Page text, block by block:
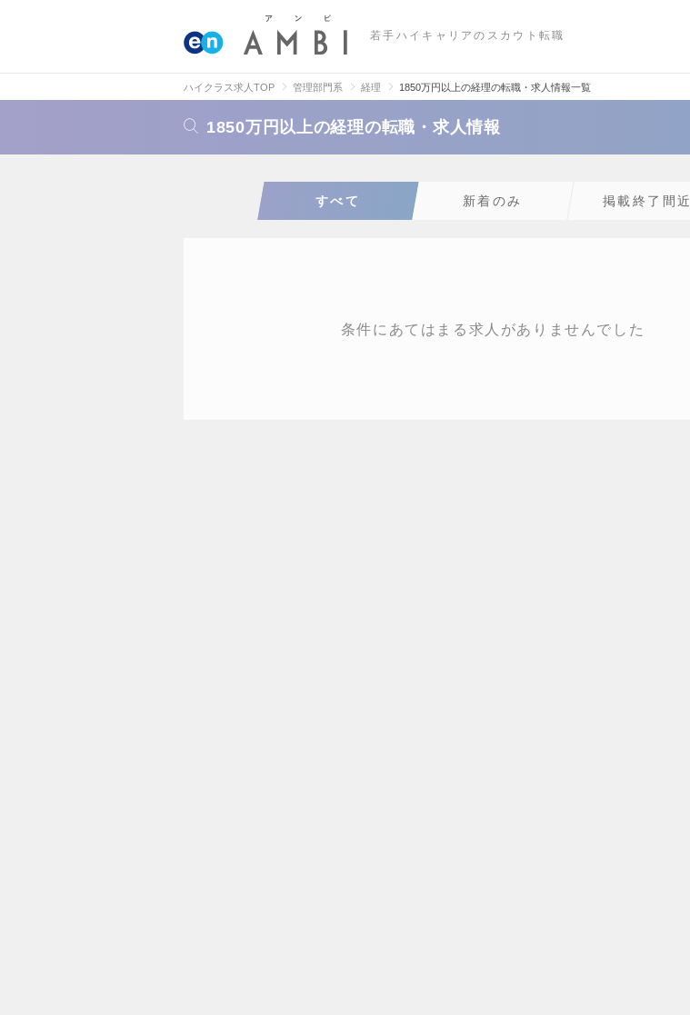
若手ハイキャリアのスカウト転職
ハイクラス求人TOP 管理部門系 経理 1850万円以上の経理の転職・求人情報一覧
1850万円以上の経理の転職・求人情報
すべて 新着のみ 掲載終了間近
条件にあてはまる求人がありませんでした